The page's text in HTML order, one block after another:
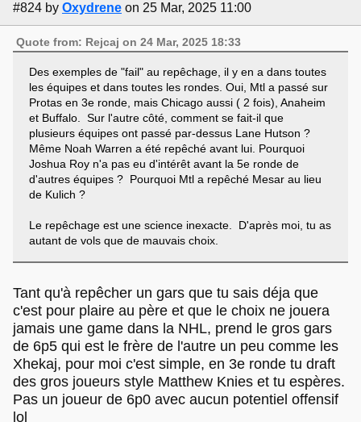
#824 by Oxydrene on 25 Mar, 2025 11:00
Quote from: Rejcaj on 24 Mar, 2025 18:33
Des exemples de "fail" au repêchage, il y en a dans toutes
les équipes et dans toutes les rondes. Oui, Mtl a passé sur
Protas en 3e ronde, mais Chicago aussi ( 2 fois), Anaheim
et Buffalo. Sur l'autre côté, comment se fait-il que
plusieurs équipes ont passé par-dessus Lane Hutson ?
Même Noah Warren a été repêché avant lui. Pourquoi
Joshua Roy n'a pas eu d'intérêt avant la 5e ronde de
d'autres équipes ? Pourquoi Mtl a repêché Mesar au lieu
de Kulich ?
Le repêchage est une science inexacte. D'après moi, tu as
autant de vols que de mauvais choix.
Tant qu'à repêcher un gars que tu sais déja que
c'est pour plaire au père et que le choix ne jouera
jamais une game dans la NHL, prend le gros gars
de 6p5 qui est le frère de l'autre un peu comme les
Xhekaj, pour moi c'est simple, en 3e ronde tu draft
des gros joueurs style Matthew Knies et tu espères.
Pas un joueur de 6p0 avec aucun potentiel offensif
lol